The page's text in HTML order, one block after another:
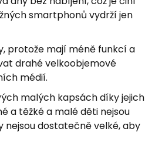
smartphonů vydrží jen
protože mají méně funkcí a
drahé velkoobjemové
médií.
malých kapsách díky jejich
a těžké a malé děti nejsou
nejsou dostatečně velké, aby